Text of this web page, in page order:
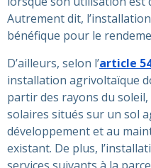
Autrement dit,
bénéfique pour le
D’ailleurs, selon l’article
installation agrivoltaïque
partir des rayons du
solaires situés sur un sol
développement et au
existant. De plus,